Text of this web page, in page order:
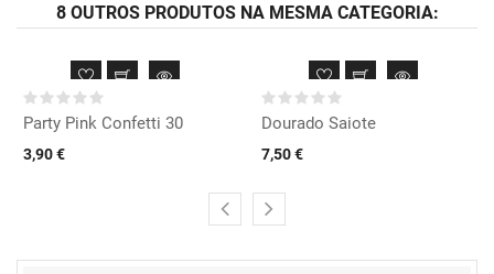
8 OUTROS PRODUTOS NA MESMA CATEGORIA:
Party Pink Confetti 30
3,90 €
Dourado Saiote
7,50 €